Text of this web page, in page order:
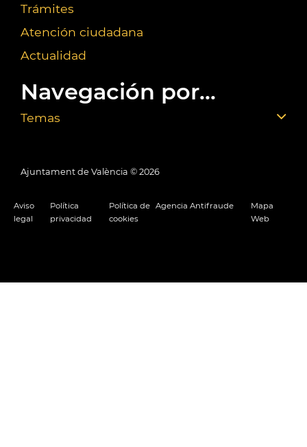
Trámites
Atención ciudadana
Actualidad
Navegación por...
Temas
Ajuntament de València © 2026
Aviso
legal
Política
privacidad
Política de
cookies
Agencia Antifraude
Mapa
Web